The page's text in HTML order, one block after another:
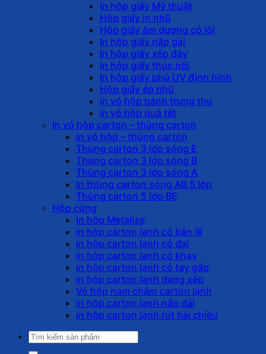
In hộp giấy Mỹ thuật
Hộp giấy in nhũ
Hộp giấy âm dương có lõi
In hộp giấy nắp gài
In hộp giấy xếp đáy
In hộp giấy thúc nổi
In hộp giấy phủ UV định hình
Hộp giấy ép nhũ
in vỏ hộp bánh trung thu
in vỏ hộp quà tết
In vỏ hộp carton – thùng carton
In vỏ hộp – thùng carton
Thùng carton 3 lớp sóng E
Thùng carton 3 lớp sóng B
Thùng carton 3 lớp sóng A
In thùng carton sóng AB 5 lớp
Thùng carton 5 lớp BE
Hộp cứng
In hộp Metalize
in hộp carton lạnh có bản lề
in hộp carton lạnh có đai
in hộp carton lạnh có khay
in hộp carton lạnh có tay gấp
in hộp carton lạnh dạng xếp
Vỏ hộp nam châm carton lạnh
in hộp carton lạnh nắp dài
in hộp carton lạnh rút hai chiều
Tìm
kiếm: